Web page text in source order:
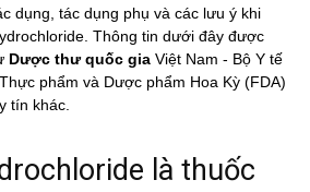
dụng, tác dụng phụ và các lưu ý khi
Thông tin dưới đây được
Dược thư quốc gia Việt Nam - Bộ Y tế
phẩm và Dược phẩm Hoa Kỳ (FDA)
tín khác.
là thuốc